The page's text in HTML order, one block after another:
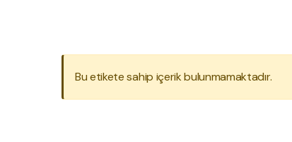
Bu etikete sahip içerik bulunmamaktadır.